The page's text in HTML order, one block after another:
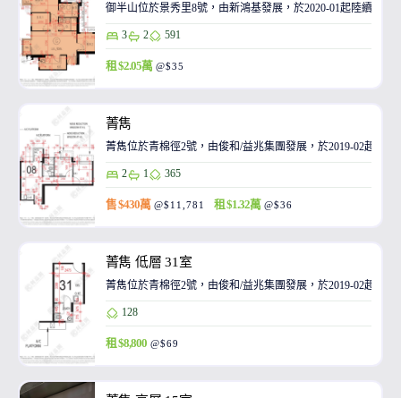
御半山位於景秀里8號，由新鴻基發展，於2020-01起陸續入
3 2 591
租 $2.05萬 @$35
菁雋
菁雋位於青棉徑2號，由俊和/益兆集團發展，於2019-02起陸
2 1 365
售 $430萬 @$11,781 租 $1.32萬 @$36
菁雋 低層 31室
菁雋位於青棉徑2號，由俊和/益兆集團發展，於2019-02起陸
128
租 $8,800 @$69